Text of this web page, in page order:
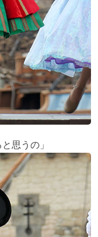
思うの」